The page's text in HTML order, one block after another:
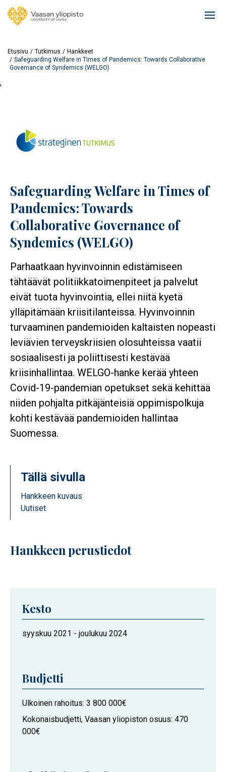
Etusivu Tutkimus
Hankkeet
Safeguarding Welfare in Times of Pandemics: Towards Collaborative
Governance of Syndemics (WELGO)
'
Safeguarding Welfare in Times of
Pandemics: Towards
Collaborative Governance of
Syndemics (WELGO)
Parhaatkaan hyvinvoinnin edistämiseen
tähtäävät politiikkatoimenpiteet ja palvelut
eivät tuota hyvinvointia, ellei niitä kyetä
ylläpitämään kriisitilanteissa. Hyvinvoinnin
turvaaminen pandemioiden kaltaisten nopeasti
leviävien terveyskriisien olosuhteissa vaatii
sosiaalisesti ja poliittisesti kestävää
kriisinhallintaa. WELGO-hanke kerää yhteen
Covid-19-pandemian opetukset sekä kehittää
niiden pohjalta pitkäjänteisiä oppimispolkuja
kohti kestävää pandemioiden hallintaa
Suomessa.
Tällä sivulla
Hankkeen kuvaus
Uutiset
Hankkeen perustiedot
Kesto
Hankkeen
syyskuu 2021 - joulukuu 2024
Budjetti
Ulkoinen rahoitus 3 800 000€
Kokonaisbudjetti, Vaasan yliopiston osuus 470
000€